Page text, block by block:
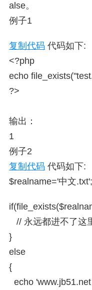
alse。
例子1
复制代码 代码如下:
<?php
echo
?>
输出：
1
例子2
复制代码 代码如下:
$realname='中文.txt';
// 永远都进不了这
}
else
{
echo